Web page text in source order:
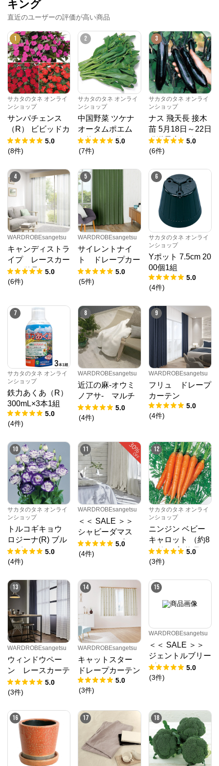
キング
直近のユーザーの評価が高い商品
1
サカタのタネ オンライ
ンショップ
サンパチェンス
（R） ビビッドカ
ラー 3種セット 4
月6日～10日発送
株）1組
5.0
(8件)
2
サカタのタネ オンライ
ンショップ
中国野菜 ツケナ
オータムポエム
（約19000粒） 1
dL 袋
5.0
(7件)
3
サカタのタネ オンライ
ンショップ
ナス 飛天長 接木
苗 5月18日～22日
発送予定 6ポット
1組
5.0
(6件)
4
WARDROBEsangetsu
キャンディストラ
イプ レースカー
テン単品
5.0
(6件)
5
WARDROBEsangetsu
サイレントナイ
ト ドレープカー
テン
5.0
(5件)
6
サカタのタネ オンライ
ンショップ
Yポット 7.5cm 20
00個1組
5.0
(4件)
7
サカタのタネ オンライ
ンショップ
鉄力あくあ（R）
300mL×3本1組
5.0
(4件)
8
WARDROBEsangetsu
近江の麻-オウミ
ノアサ- マルチ
カバー
5.0
(4件)
9
WARDROBEsangetsu
フリュ ドレープ
カーテン
5.0
(4件)
10
サカタのタネ オンライ
ンショップ
トルコギキョウ
ロジーナ(R) ブル
ーピコティー (ve
r.2) （PS約35
5.0
(4件)
11
WARDROBEsangetsu
＜＜ SALE ＞＞
シャビーダマス
ク ドレープカー
テン
5.0
(4件)
12
サカタのタネ オンライ
ンショップ
ニンジン ベビー
キャロット （約8
00粒） 実咲 袋
5.0
(3件)
13
WARDROBEsangetsu
ウィンドウペー
ン レースカーテ
ン
5.0
(3件)
14
WARDROBEsangetsu
キャットスター
ドレープカーテン
5.0
(3件)
15
WARDROBEsangetsu
＜＜ SALE ＞＞
ジェントルブリー
ズ チョコ／レー
スカーテンライト
～180㎝
5.0
(3件)
16 17 18
※外部サイトが開きます
サカタのタネ オンラインショップ
からのコメ
ント
サカタのタネ オンラインショップ
https://sakata-netshop.com/shop/default.aspx
創業100年以上の国内最大手種苗メーカー、サカタの
タネが運営するオンラインショップです。花と野菜、
園芸用品を中心に、ガーデニングを愛好される皆様の
お役に立つ商品を多数ご紹介しています！